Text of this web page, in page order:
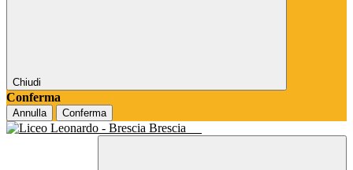
Chiudi
Conferma
Annulla Conferma
Brescia